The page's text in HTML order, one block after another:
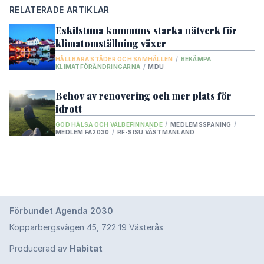
GLOBALA MÅL
1. Ingen fattigdom
3. God hälsa och välbefinnande
4. God utbildning för alla
8. Anständiga arbetsvillkor och ekonomisk
tillväxt
9. Hållbar industri, innovationer och
RELATERADE ARTIKLAR
Eskilstuna kommuns starka nätverk för
klimatomställning växer
HÅLLBARA STÄDER OCH SAMHÄLLEN / BEKÄMPA
KLIMATFÖRÄNDRINGARNA / MDU
Behov av renovering och mer plats för
idrott
GOD HÄLSA OCH VÄLBEFINNANDE / MEDLEMSSPANING /
MEDLEM FA2030 / RF-SISU VÄSTMANLAND
Förbundet Agenda 2030
Kopparbergsvägen 45, 722 19 Västerås
Producerad av Habitat